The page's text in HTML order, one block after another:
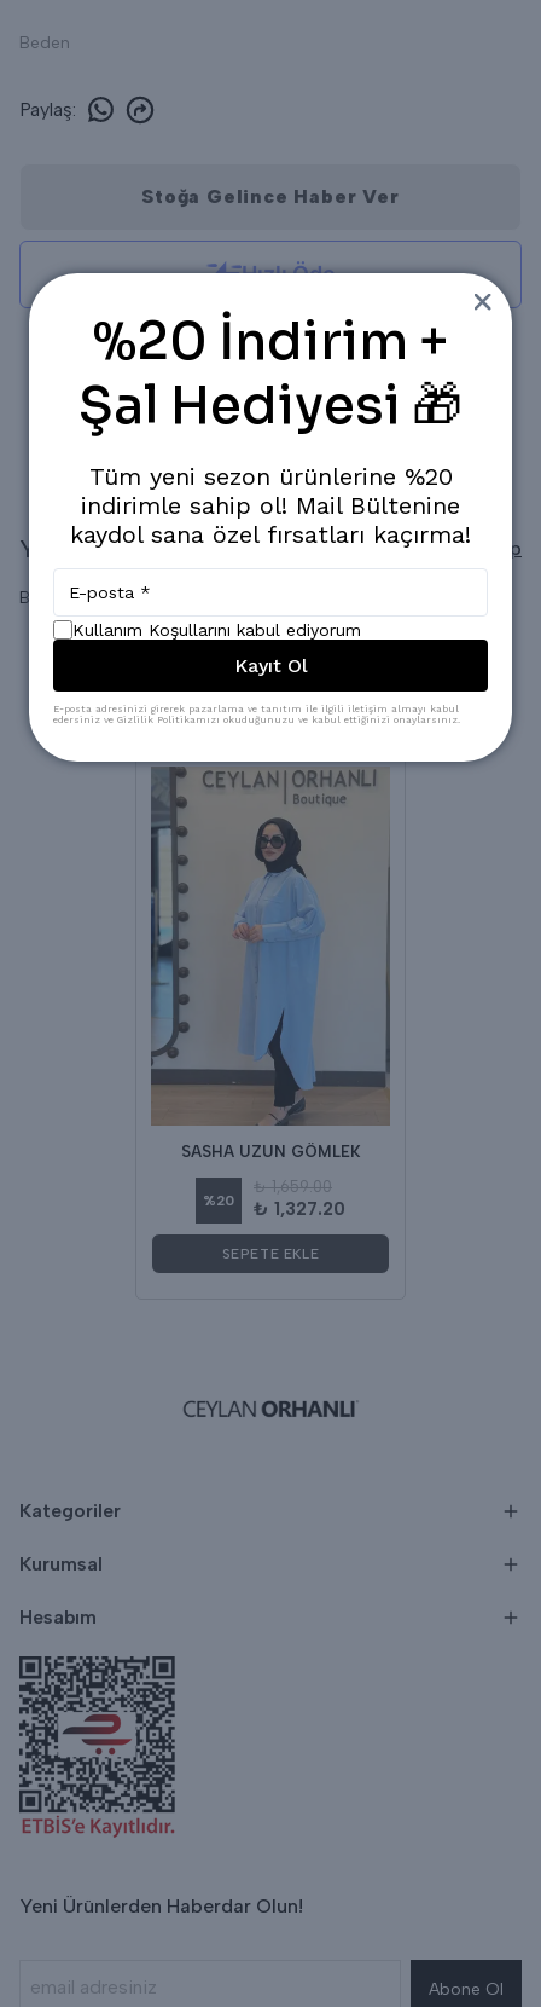
Beden
Paylaş:
Stoğa Gelince Haber Ver
Popüler Ürün! Son 24 saatte1.114 kişi inceledi
Son 24 saatte 13 adet satıldı
Yorumlar Yorum Yap
Bu ürün için henüz yorum yapılmamış.
Benzer Ürünler
SASHA UZUN GÖMLEK
%20
₺ 1,659.00
₺ 1,327.20
SEPETE EKLE
Kategoriler
Kurumsal
Hesabım
Yeni Ürünlerden Haberdar Olun!
Abone Ol
%20 İndirim +
Şal Hediyesi 🎁
Tüm yeni sezon ürünlerine %20
indirimle sahip ol! Mail Bültenine
kaydol sana özel fırsatları kaçırma!
Kullanım Koşullarını kabul ediyorum
Kayıt Ol
E-posta adresinizi girerek pazarlama ve tanıtım ile ilgili iletişim almayı kabul
edersiniz ve Gizlilik Politikamızı okuduğunuzu ve kabul ettiğinizi onaylarsınız.